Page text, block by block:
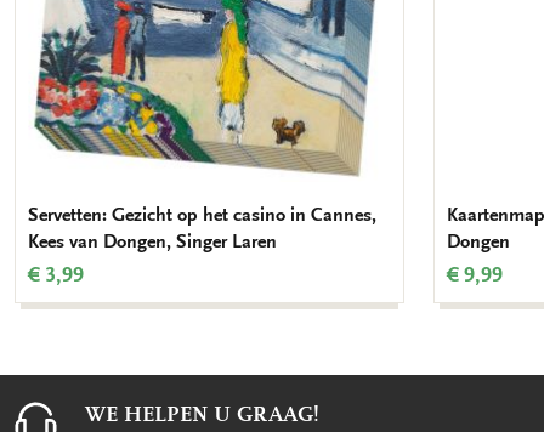
Servetten: Gezicht op het casino in Cannes,
Kees van Dongen, Singer Laren
€ 3,99
Dongen
€ 9,99
WE HELPEN U GRAAG!